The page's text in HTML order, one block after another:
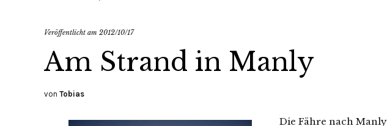
Veröffentlicht am 2012/10/17
Am Strand in Manly
von Tobias
Die Fähre nach